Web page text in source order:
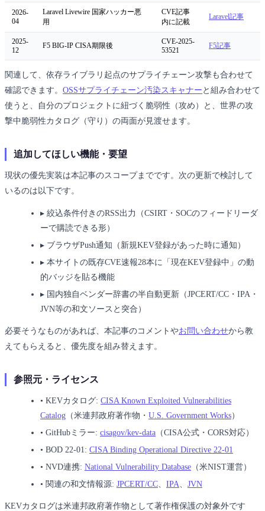
2026-
04
Laravel Livewire 国家ハッカー悪
用
CVE記事
内に記載
Laravel記事
2025-
12
F5 BIG-IP CISA期限後
CVE-2025-
53521
F5記事
関連して、依存ライブラリ起点のサプライチェーン攻撃も合わせて
確認できます。 OSSサプライチェーン汚染スキャナー と組み合わせて
使うと、自分のプロジェクトに紐づく脆弱性（攻め）と、世界の攻
撃中脆弱性カタログ（守り）の両面が見渡せます。
追加してほしい機能・要望
現状の優先実装は本記事のスコープまでです。次の更新で検討して
いるのは以下です。
▸ 絞込条件付きのRSS出力（CSIRT・SOCのフィードリーダ
ーで購読できる形）
▸ ブラウザPush通知（新規KEV登録があった時に通知）
▸ 本サイトの既存CVE速報28本に「現在KEV登録中」の動
的バッジを貼る機能
▸ 国内独自ベンダー辞書の半自動更新（JPCERT/CC・IPA・
JVN等の和文ソースと突合）
必要そうなものがあれば、本記事のコメントやお問い合わせから教
えてもらえると、優先度を組み替えます。
参照元・ライセンス
• KEVカタログ: CISA Known Exploited Vulnerabilities
Catalog （米連邦政府著作物・ U.S. Government Works）
• GitHubミラー: cisagov/kev-data （CISA公式・CORS対応）
• BOD 22-01: CISA Binding Operational Directive 22-01
• NVD連携: National Vulnerability Database （米NIST運営）
• 関連の和文情報源: JPCERT/CC IPA JVN
KEVカタログは米連邦政府著作物として著作権保護の対象外です